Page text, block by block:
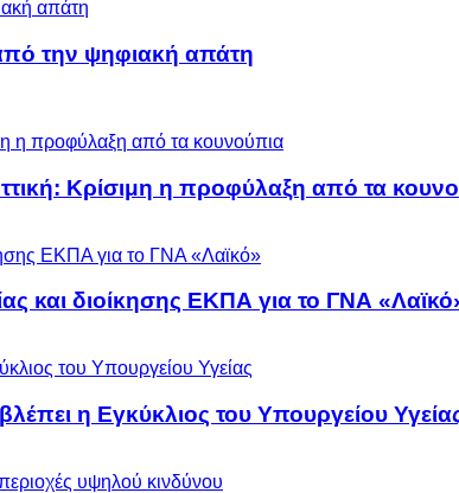
την ψηφιακή απάτη
Κρίσιμη η προφύλαξη από τα
και διοίκησης ΕΚΠΑ για το ΓΝΑ
η Εγκύκλιος του Υπουργείου